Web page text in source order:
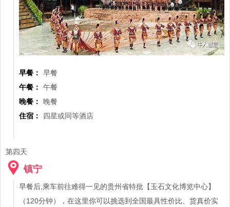
早餐：
早餐
午餐：
午餐
晚餐：
晚餐
住宿：
四星或同等酒店
第四天
镇宁
早餐后,乘车前往难得一见的贵州省特批【玉石文化博览中心】
（120分钟），在这里你可以挑选到全国最具性价比、货真价实